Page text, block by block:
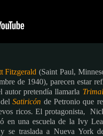
Fitzgerald (Saint Paul,
de 1940), parecen estar
pretendía llamarla
delSatiricón de Petronio que
ricos. El protagonista,
en una escuela de la Ivy
traslada a Nueva York